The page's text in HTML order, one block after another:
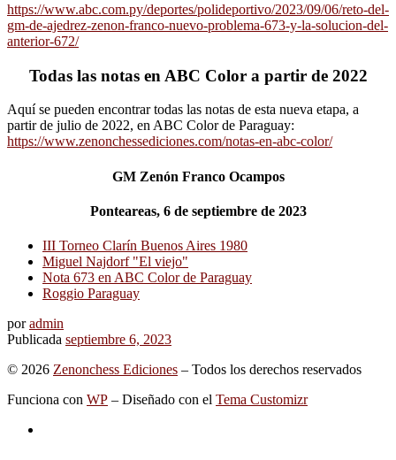
https://www.abc.com.py/deportes/polideportivo/2023/09/06/reto-del-
gm-de-ajedrez-zenon-franco-nuevo-problema-673-y-la-solucion-del-
anterior-672/
Todas las notas en ABC Color a partir de 2022
Aquí se pueden encontrar todas las notas de esta nueva etapa, a
partir de julio de 2022, en ABC Color de Paraguay:
https://www.zenonchessediciones.com/notas-en-abc-color/
GM Zenón Franco Ocampos
Ponteareas, 6 de septiembre de 2023
III Torneo Clarín Buenos Aires 1980
Miguel Najdorf "El viejo"
Nota 673 en ABC Color de Paraguay
Roggio Paraguay
poradmin
Publicada septiembre 6, 2023
© 2026 Zenonchess Ediciones – Todos los derechos reservados
Funciona con WP – Diseñado con el Tema Customizr